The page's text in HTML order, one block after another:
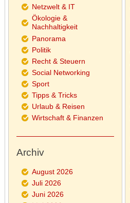
Netzwelt & IT
Ökologie &
Nachhaltigkeit
Panorama
Politik
Recht & Steuern
Social Networking
Sport
Tipps & Tricks
Urlaub & Reisen
Wirtschaft & Finanzen
Archiv
August 2026
Juli 2026
Juni 2026